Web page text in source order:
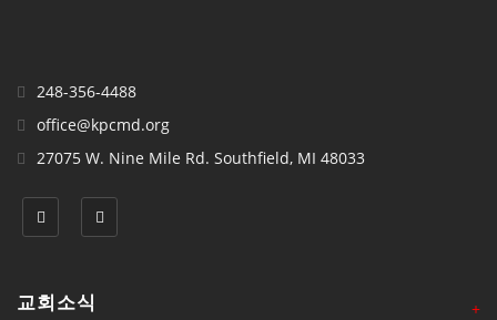
248-356-4488
office@kpcmd.org
27075 W. Nine Mile Rd. Southfield, MI 48033
교회소식 +